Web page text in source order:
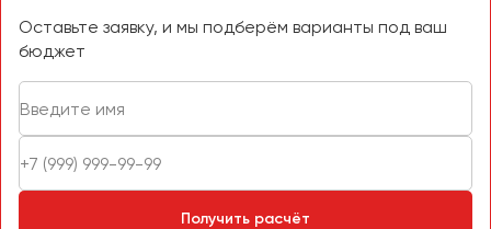
Оставьте заявку, и мы подберём варианты под ваш
бюджет
Получить расчёт